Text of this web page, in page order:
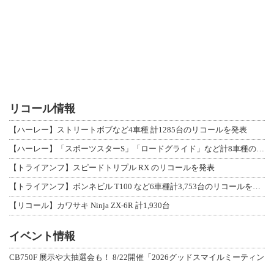
リコール情報
【ハーレー】ストリートボブなど4車種 計1285台のリコールを発表
【ハーレー】「スポーツスターS」「ロードグライド」など計8車種のリコールを発表
【トライアンフ】スピードトリプル RX のリコールを発表
【トライアンフ】ボンネビル T100 など6車種計3,753台のリコールを発表
【リコール】カワサキ Ninja ZX-6R 計1,930台
イベント情報
CB750F 展示や大抽選会も！ 8/22開催「2026グッドスマイルミーティン